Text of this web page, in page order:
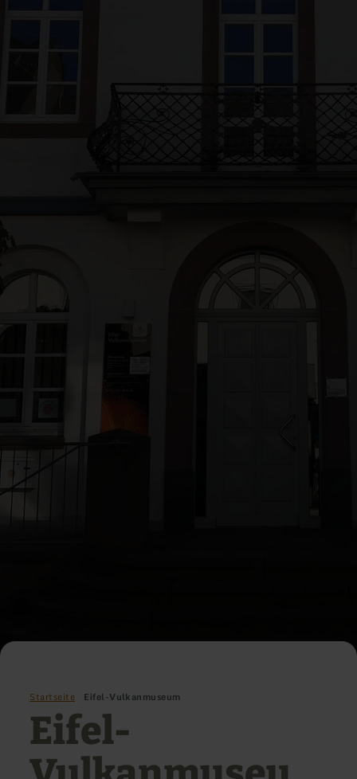
Startseite Eifel-Vulkanmuseum
Eifel-